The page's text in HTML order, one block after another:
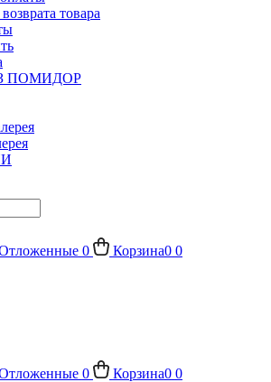
товара
ПОМИДОР
0 Корзина0 0
0 Корзина0 0